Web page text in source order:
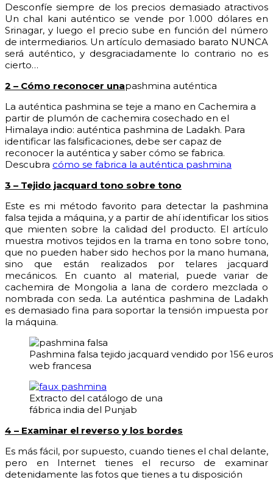
Desconfíe siempre de los precios demasiado atractivos
Un chal kani auténtico se vende por 1.000 dólares en
Srinagar, y luego el precio sube en función del número
de intermediarios. Un artículo demasiado barato NUNCA
será auténtico, y desgraciadamente lo contrario no es
cierto…
2 – Cómo reconocer unapashmina auténtica
La auténtica pashmina se teje a mano en Cachemira a
partir de plumón de cachemira cosechado en el
Himalaya indio: auténtica pashmina de Ladakh. Para
identificar las falsificaciones, debe ser capaz de
reconocer la auténtica y saber cómo se fabrica.
Descubra cómo se fabrica la auténtica pashmina
3 – Tejido jacquard tono sobre tono
Este es mi método favorito para detectar la pashmina
falsa tejida a máquina, y a partir de ahí identificar los sitios
que mienten sobre la calidad del producto. El artículo
muestra motivos tejidos en la trama en tono sobre tono,
que no pueden haber sido hechos por la mano humana,
sino que están realizados por telares jacquard
mecánicos. En cuanto al material, puede variar de
cachemira de Mongolia a lana de cordero mezclada o
nombrada con seda. La auténtica pashmina de Ladakh
es demasiado fina para soportar la tensión impuesta por
la máquina.
Pashmina falsa tejido jacquard vendido por 156
web francesa
Extracto del catálogo de una
fábrica india del Punjab
4 – Examinar el reverso y los bordes
Es más fácil, por supuesto, cuando tienes el chal delante,
pero en Internet tienes el recurso de examinar
detenidamente las fotos que tienes a tu disposición